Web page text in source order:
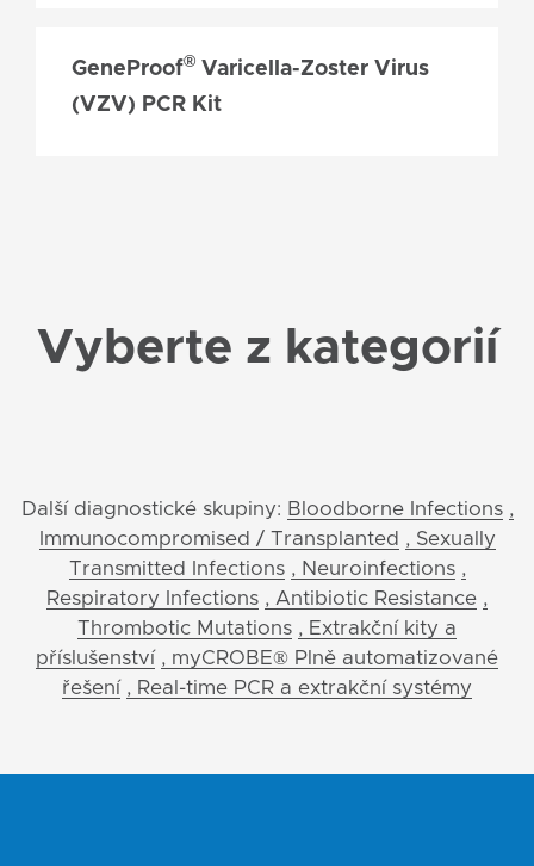
GeneProof® Varicella-Zoster Virus
(VZV) PCR Kit
Vyberte z kategorií
Další diagnostické skupiny: Bloodborne Infections ,
Immunocompromised / Transplanted , Sexually
Transmitted Infections , Neuroinfections ,
Respiratory Infections , Antibiotic Resistance ,
Thrombotic Mutations , Extrakční kity a
příslušenství , myCROBE® Plně automatizované
řešení , Real-time PCR a extrakční systémy